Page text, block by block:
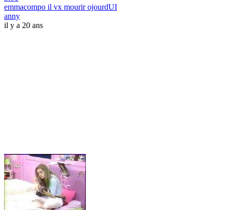
emmacompo il vx mourir ojourdUI
anny
il y a 20 ans